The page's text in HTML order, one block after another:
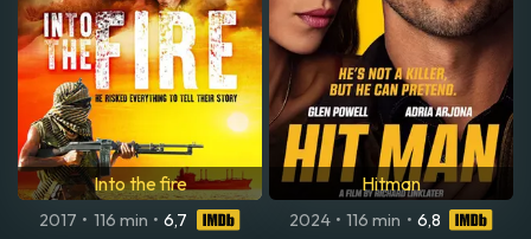
Into the fire
2017 • 116 min • 6,7
Hitman
2024 • 116 min • 6,8